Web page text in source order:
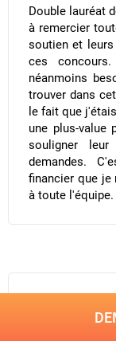
Double lauréat
à remercier
soutien et leurs
ces
néanmoins
trouver dans
le fait que
une plus-value
souligner
demandes.
financier que je
à toute l'équipe.